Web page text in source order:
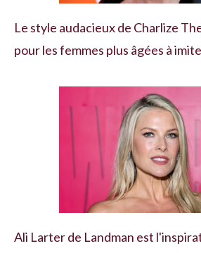
Le style audacieux de Charlize
pour les femmes plus âgées à
Ali Larter de Landman est